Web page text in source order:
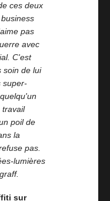
ces deux
pas
avec
C'est
soin de lui
super-
travail
poil de
la
pas.
lumières
sur